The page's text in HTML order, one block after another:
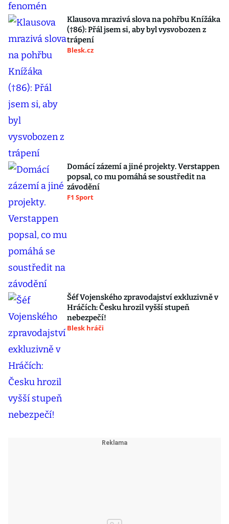
Klausova mrazivá slova na pohřbu Knížáka
(†86): Přál jsem si, aby byl vysvobozen z
trápení
Blesk.cz
Domácí zázemí a jiné projekty. Verstappen
popsal, co mu pomáhá se soustředit na
závodění
F1 Sport
Šéf Vojenského zpravodajství exkluzivně v
Hráčích: Česku hrozil vyšší stupeň
nebezpečí!
Blesk hráči